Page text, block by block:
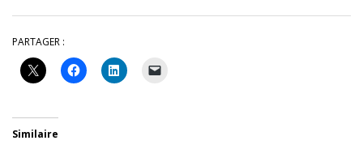
PARTAGER :
Similaire